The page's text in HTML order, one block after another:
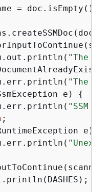
= doc.isEmpty() ?
"The
"The
e) {
"SSM
;
e)